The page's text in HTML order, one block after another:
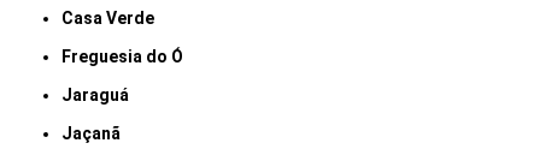
Casa Verde
Freguesia do Ó
Jaraguá
Jaçanã